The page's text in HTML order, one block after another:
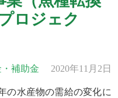
ロジェク
・補助金 2020年11月2日
の水産物の需給の変化に